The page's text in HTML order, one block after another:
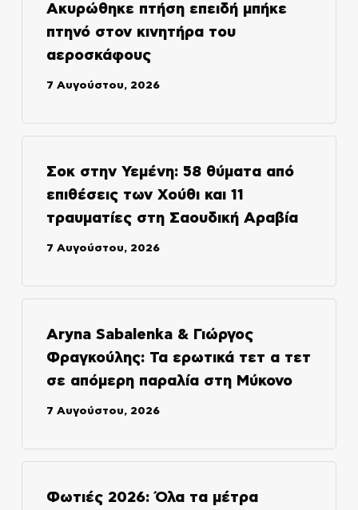
Ακυρώθηκε πτήση επειδή μπήκε
πτηνό στον κινητήρα του
αεροσκάφους
7 Αυγούστου, 2026
Σοκ στην Υεμένη: 58 θύματα από
επιθέσεις των Χούθι και 11
τραυματίες στη Σαουδική Αραβία
7 Αυγούστου, 2026
Aryna Sabalenka & Γιώργος
Φραγκούλης: Τα ερωτικά τετ α τετ
σε απόμερη παραλία στη Μύκονο
7 Αυγούστου, 2026
Φωτιές 2026: Όλα τα μέτρα